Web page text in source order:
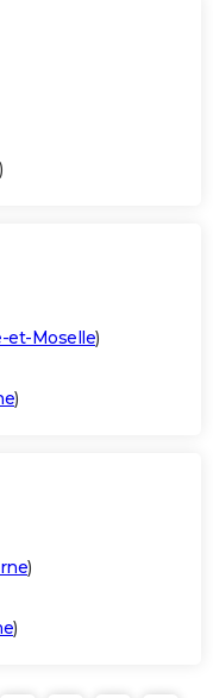
)
et-Moselle)
)
)
)